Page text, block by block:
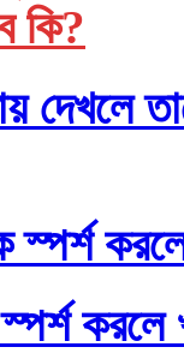
কি?
দেখলে
করলে